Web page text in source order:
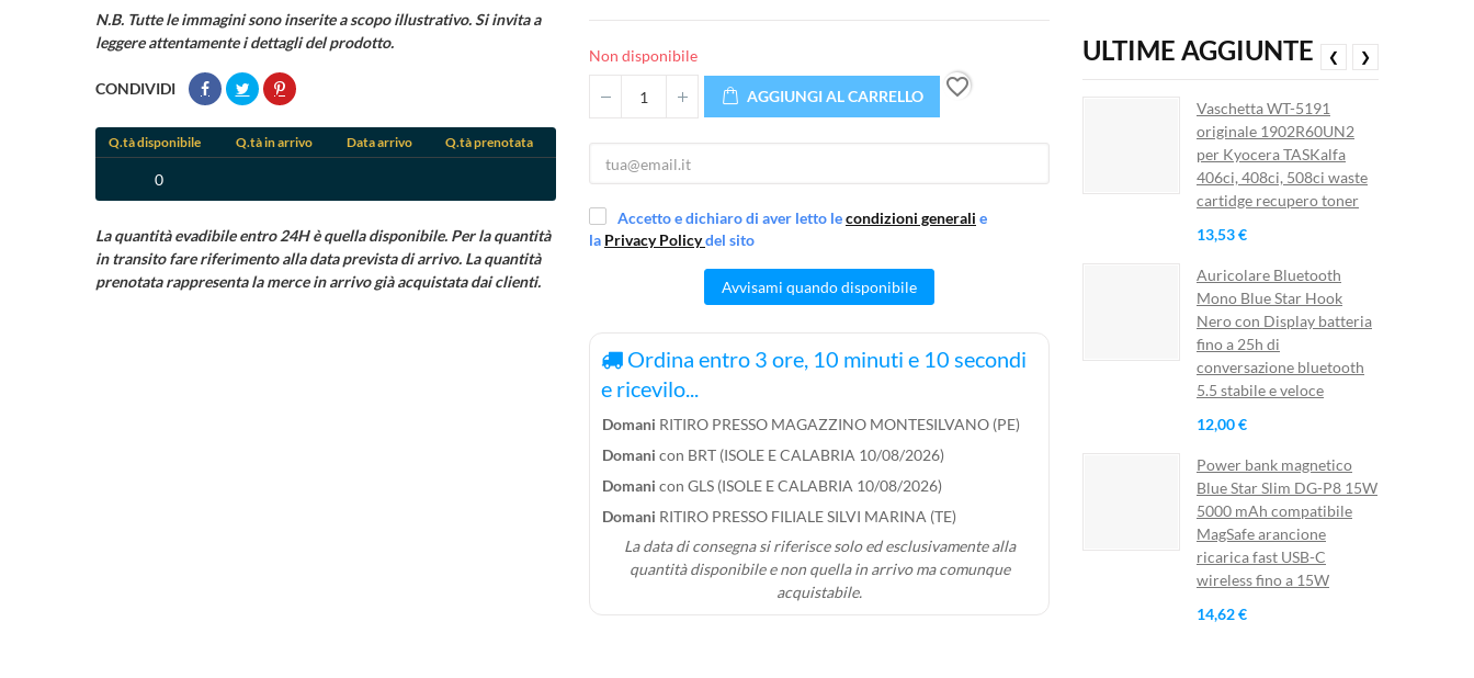
N.B. Tutte le immagini sono inserite a scopo illustrativo. Si invita a
leggere attentamente i dettagli del prodotto.
CONDIVIDI
Q.tà disponibile Q.tà in arrivo Data arrivo Q.tà prenotata
0
La quantità evadibile entro 24H è quella disponibile. Per la quantità
in transito fare riferimento alla data prevista di arrivo. La quantità
prenotata rappresenta la merce in arrivo già acquistata dai clienti.
Non disponibile
AGGIUNGI AL CARRELLO favorite_border
Accetto e dichiaro di aver letto lecondizioni generali e
la Privacy Policydel sito
Avvisami quando disponibile
Ordina entro 3 ore, 10 minuti e 9secondi e
ricevilo...
Domani RITIRO PRESSO MAGAZZINO MONTESILVANO (PE)
Domani con BRT (ISOLE E CALABRIA 10/08/2026)
Domani con GLS (ISOLE E CALABRIA 10/08/2026)
Domani RITIRO PRESSO FILIALE SILVI MARINA (TE)
La data di consegna si riferisce solo ed esclusivamente alla
quantità disponibile e non quella in arrivo ma comunque
acquistabile.
ULTIME AGGIUNTE
Vaschetta WT-5191
originale 1902R60UN2
per Kyocera TASKalfa
406ci, 408ci, 508ci waste
cartidge recupero toner
13,53 €
Auricolare Bluetooth
Mono Blue Star Hook
Nero con Display batteria
fino a 25h di
conversazione bluetooth
5.5 stabile e veloce
12,00 €
Power bank magnetico
Blue Star Slim DG-P8 15W
5000 mAh compatibile
MagSafe arancione
ricarica fast USB-C
wireless fino a 15W
14,62 €
❮ ❯
Aggiungi alla wishlist
add_circle_outlineCrea nuova lista
Hai bisogno di essere autenticato per salvare i prodotti.